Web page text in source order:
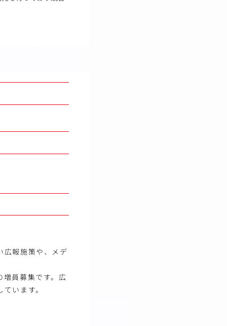
広報施策や、メデ
員募集です。広
います。